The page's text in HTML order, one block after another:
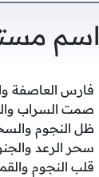
اسم
فارس العاصفة
صمت السراب
ظل النجوم
سحر الرعد
قلب النجوم